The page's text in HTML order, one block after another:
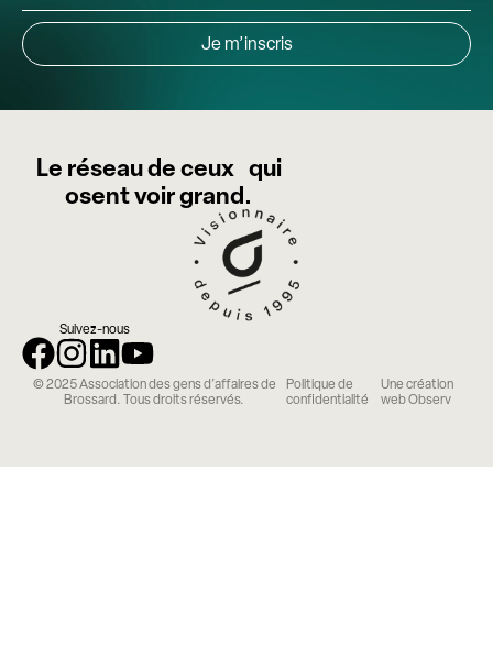
Je m’inscris
Le réseau de ceux qui
osent voir grand.
Suivez-nous
© 2025 Association des gens d’affaires de
Brossard. Tous droits réservés.
Politique de
confidentialité
Une création
web Observ